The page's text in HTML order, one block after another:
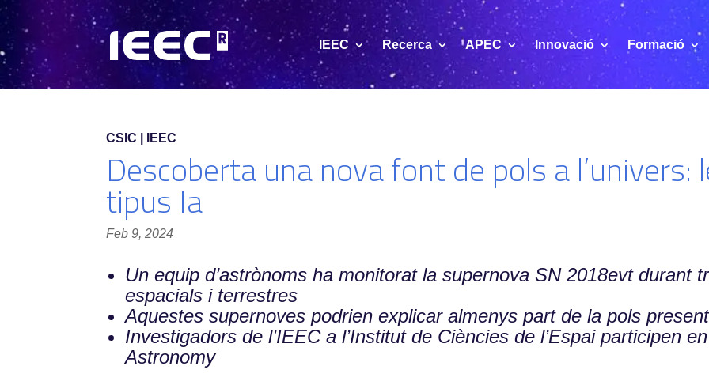
IEEC Recerca APEC Innovació Formació
CSIC | IEEC
Descoberta una nova font de pols a
tipus Ia
Feb 9, 2024
Un equip d’astrònoms ha monitorat la supernova SN 2018evt durant
espacials i terrestres
Aquestes supernoves podrien explicar almenys part de la pols
Investigadors de l’IEEC a l’Institut de Ciències de l’Espai participen
Astronomy